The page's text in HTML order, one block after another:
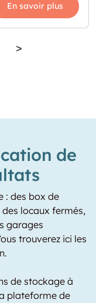
En savoir plus
>
de
: des box de
locaux fermés,
garages
trouverez ici les
de stockage à
plateforme de